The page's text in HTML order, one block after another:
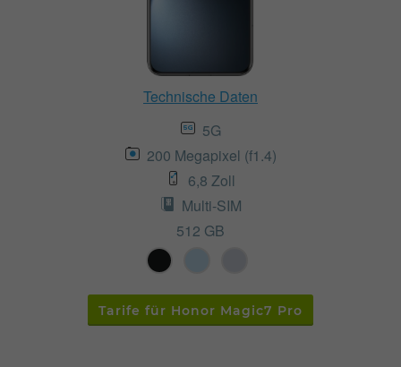
Technische Daten
5G
200 Megapixel (f1.4)
6,8 Zoll
Multi-SIM
512 GB
Tarife für Honor Magic7 Pro